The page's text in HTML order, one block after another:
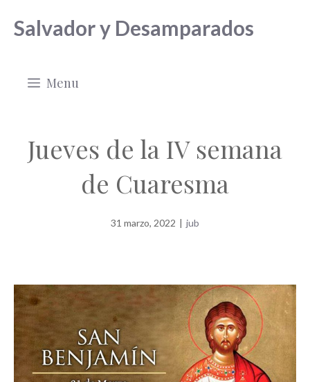
Salvador y Desamparados
Menu
Jueves de la IV semana
de Cuaresma
31 marzo, 2022 | jub